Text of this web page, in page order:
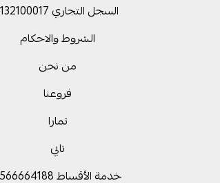
السجل التجاري 1132100017
الشروط والاحكام
من نحن
فروعنا
تمارا
تابي
خدمة الأقساط 0566664188